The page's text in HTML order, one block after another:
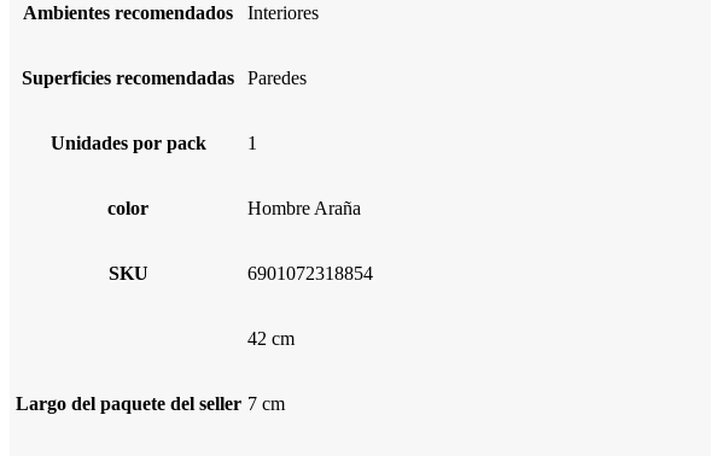
Ambientes recomendados Interiores
Superficies recomendadas Paredes
Unidades por pack 1
color Hombre Araña
SKU 6901072318854
42 cm
Largo del paquete del seller 7 cm